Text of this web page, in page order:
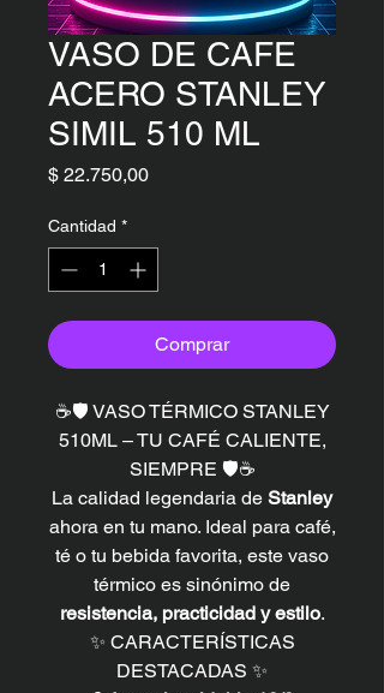
VASO DE CAFE
ACERO STANLEY
SIMIL 510 ML
$ 22.750,00Precio
Cantidad *
Comprar
☕🛡️ VASO TÉRMICO STANLEY
510ML – TU CAFÉ CALIENTE,
SIEMPRE 🛡️☕
La calidad legendaria de Stanley
ahora en tu mano. Ideal para café,
té o tu bebida favorita, este vaso
térmico es sinónimo de
resistencia, practicidad y estilo.
✨ CARACTERÍSTICAS
DESTACADAS ✨